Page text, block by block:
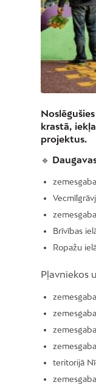
krastā,
projektus.
🔹
Brīvības
Ropažu
Pļavniekos
teritorijā